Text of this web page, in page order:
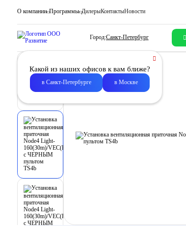
О компании Программы ДилерыКонтактыНовости
Город:Санкт-Петербург
Какой из наших офисов к вам ближе?
в Санкт-Петербурге в Москве